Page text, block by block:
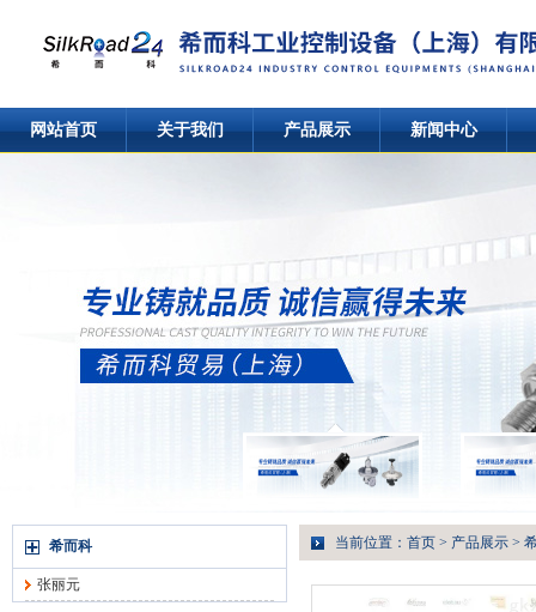
网站首页 关于我们 产品展示 新闻中心
希而科
张丽元
当前位置： 首页 > 产品展示 >